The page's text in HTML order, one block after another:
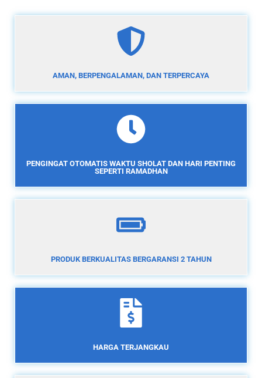
AMAN, BERPENGALAMAN, DAN TERPERCAYA
PENGINGAT OTOMATIS WAKTU SHOLAT DAN HARI PENTING
SEPERTI RAMADHAN
PRODUK BERKUALITAS BERGARANSI 2 TAHUN
HARGA TERJANGKAU